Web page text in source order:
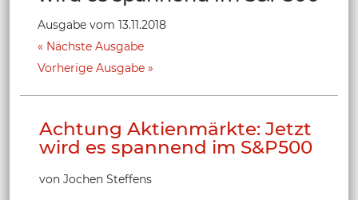
Ausgabe vom 13.11.2018
Nächste Ausgabe
Vorherige Ausgabe
Achtung Aktienmärkte: Jetzt
wird es spannend im S&P500
von Jochen Steffens